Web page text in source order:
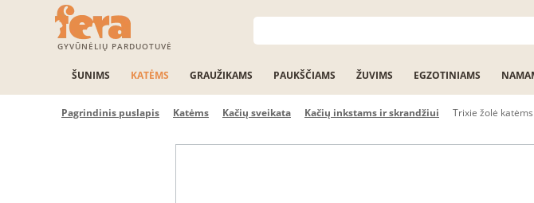
GYVŪNĖLIŲ PARDUOTUVĖ
ŠUNIMS KATĖMS GRAUŽIKAMS PAUKŠČIAMS ŽUVIMS EGZOTINIAMS
Pagrindinis puslapis Katėms Kačių sveikata Kačių inkstams ir skrandžiui Trixie žolė